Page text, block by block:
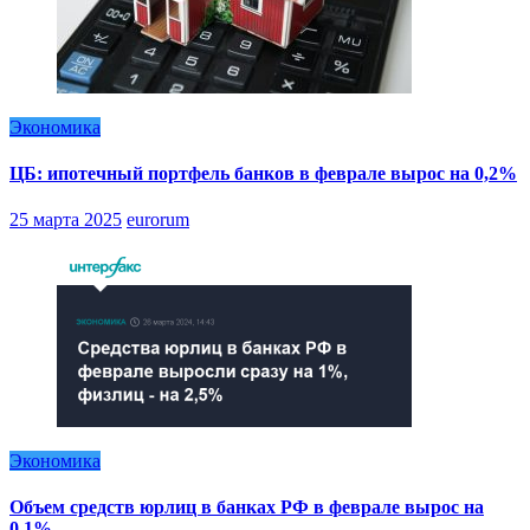
Экономика
ЦБ: ипотечный портфель банков в феврале вырос на 0,2%
25 марта 2025 eurorum
Экономика
Объем средств юрлиц в банках РФ в феврале вырос на